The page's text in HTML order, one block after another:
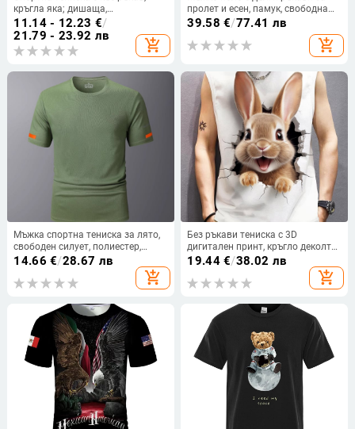
кръгла яка; дишаща,
бързосъхнеща полиестрова
тъкан (96% полиестер);
влагоотводяща, охлаждаща,
издръжлива; геометричен принт;
11.14 - 12.23 €/
21.79 - 23.92 лв
add_shopping_cart
пролет и есен, памук, свободна
кройка, бродирани детайли
39.58 €/77.41 лв
add_shopping_cart
Мъжка спортна тениска за лято,
свободен силует, полиестер,
кръгло деколте, къси ръкави
14.66 €/28.67 лв
add_shopping_cart
Без ръкави тениска с 3D
дигитален принт, кръгло деколте,
лято, дишащ плат
19.44€/38.02 лв
add_shopping_cart